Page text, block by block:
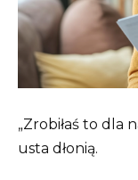
„Zrobiłaś to dla
usta dłonią.